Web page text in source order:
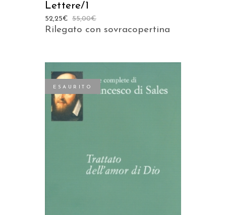
Lettere/1
55,00€
52,25€
Rilegato con sovracopertina
ESAURITO
LEGGI TUTTO